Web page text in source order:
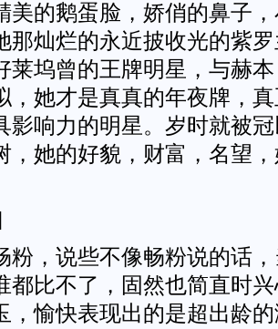
的鹅蛋脸，娇俏的鼻子，
那灿烂的永近披收光的紫
莱坞曾的王牌明星，与赫
，她才是真真的年夜牌，
影响力的明星。岁时就被
，她的好貌，财富，名望
，说些不像畅粉说的话，
都比不了，固然也简直时
，愉快表现出的是超出龄